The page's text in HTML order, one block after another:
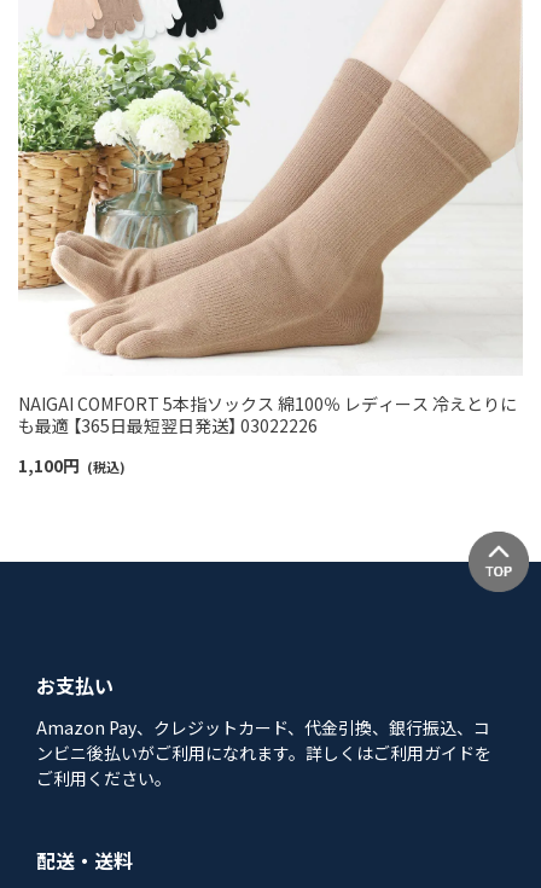
NAIGAI COMFORT 5本指ソックス 綿100％ レディース 冷えとりに
も最適 【365日最短翌日発送】 03022226
1,100円 (税込)
お支払い
Amazon Pay、クレジットカード、代金引換、銀行振込、コ
ンビニ後払いがご利用になれます。詳しくはご利用ガイドを
ご利用ください。
配送・送料